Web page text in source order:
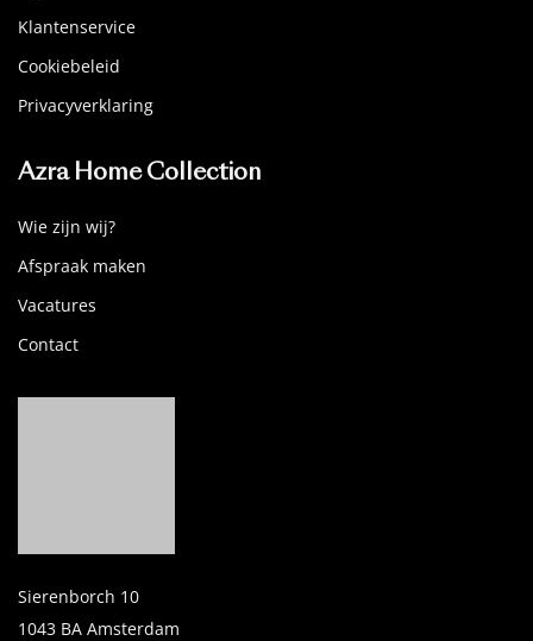
Klantenservice
Cookiebeleid
Privacyverklaring
Azra Home Collection
Wie zijn wij?
Afspraak maken
Vacatures
Contact
Sierenborch 10
1043 BA Amsterdam